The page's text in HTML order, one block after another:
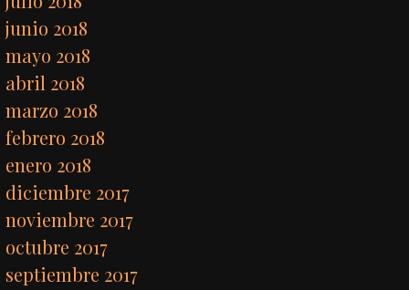
junio 2018
mayo 2018
abril 2018
marzo 2018
febrero 2018
enero 2018
diciembre 2017
noviembre 2017
octubre 2017
septiembre 2017